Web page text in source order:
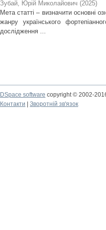
Зубай, Юрій Миколайович (2025)
Мета статті – визначити основні
жанру українського
дослідження ...
DSpace software copyright © 2002-
Контакти
Зворотній зв'язок